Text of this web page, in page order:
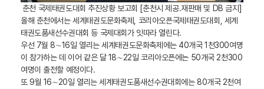
춘천 국제태권도대회 추진상황 보고회 [춘천시 제공.재판매 및 DB 금지]
올해 춘천에서는 세계태권도문화축제, 코리아오픈국제태권도대회, 세계
태권도품새선수권대회 등 국제대회가 잇따라 열린다.
우선 7월 8∼16일 열리는 세계태권도문화축제에는 40개국 1천300여명
이 참가하는 데 이어 같은 달 18∼22일 코리아오픈에는 50개국 2천300
여명이 출전할 예정이다.
또 9월 16∼20일 열리는 세계태권도품새선수권대회에는 80개국 2천여